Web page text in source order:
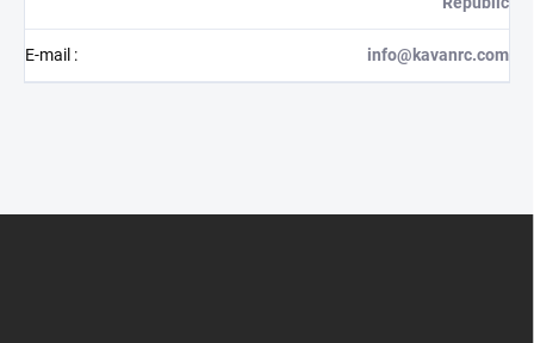
E-mail : info@kavanrc.com